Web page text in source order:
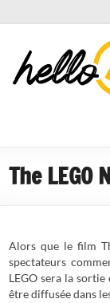
Blog LEGO,
nouveaut�s
The
Alors que le film
spectateurs
LEGO sera la
être diffusée dans